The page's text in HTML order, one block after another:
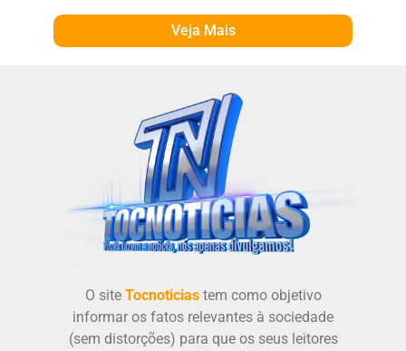
Veja Mais
O site Tocnoticiastem como objetivo
informar os fatos relevantes à sociedade
(sem distorções) para que os seus leitores